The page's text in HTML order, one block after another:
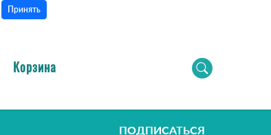
Принять
Корзина
ПОДПИСАТЬСЯ